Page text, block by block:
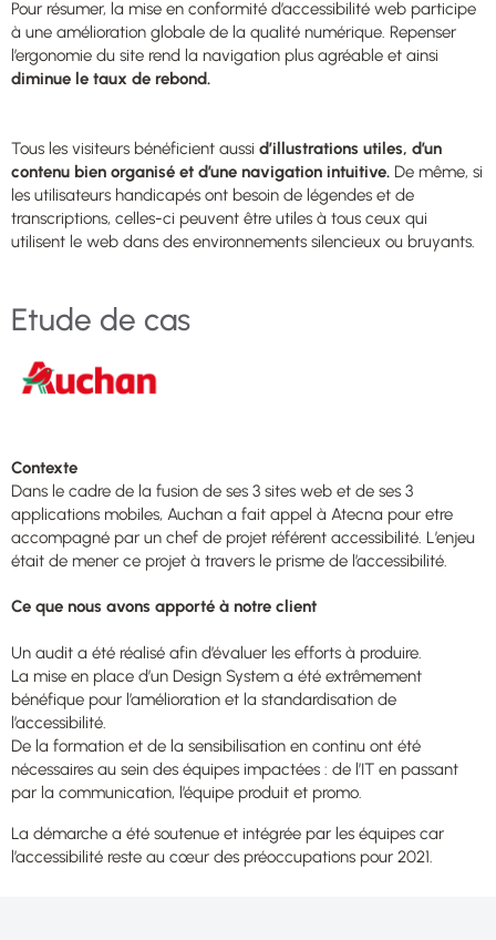
Pour résumer, la mise en conformité d’accessibilité web participe
à une amélioration globale de la qualité numérique. Repenser
l’ergonomie du site rend la navigation plus agréable et ainsi
diminue le taux de rebond.
Tous les visiteurs bénéficient aussi d’illustrations utiles, d’un
contenu bien organisé et d’une navigation intuitive. De même, si
les utilisateurs handicapés ont besoin de légendes et de
transcriptions, celles-ci peuvent être utiles à tous ceux qui
utilisent le web dans des environnements silencieux ou bruyants.
Etude de cas
Contexte
Dans le cadre de la fusion de ses 3 sites web et de ses 3
applications mobiles, Auchan a fait appel à Atecna pour etre
accompagné par un chef de projet référent accessibilité. L’enjeu
était de mener ce projet à travers le prisme de l’accessibilité.
Ce que nous avons apporté à notre client
Un audit a été réalisé afin d’évaluer les efforts à produire.
La mise en place d’un Design System a été extrêmement
bénéfique pour l’amélioration et la standardisation de
l’accessibilité.
De la formation et de la sensibilisation en continu ont été
nécessaires au sein des équipes impactées : de l’IT en passant
par la communication, l’équipe produit et promo.
La démarche a été soutenue et intégrée par les équipes car
l’accessibilité reste au cœur des préoccupations pour 2021.